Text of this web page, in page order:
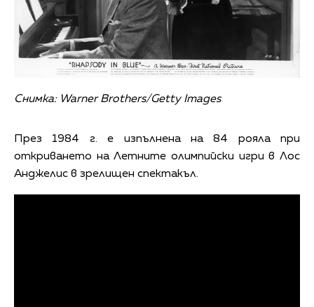
Снимка: Warner Brothers/Getty Images
През 1984 г. е изпълнена на 84 рояла при
откриването на Летните олимпийски игри в Лос
Анджелис в зрелищен спектакъл.